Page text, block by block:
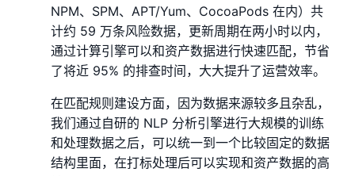
NPM、SPM、APT/Yum、CocoaPods 在内）共
计约 59 万条⻛险数据，更新周期在两小时以内，
通过计算引擎可以和资产数据进行快速匹配，节省
了将近 95% 的排查时间，大大提升了运营效率。
在匹配规则建设方面，因为数据来源较多且杂乱，
我们通过自研的 NLP 分析引擎进行大规模的训练
和处理数据之后，可以统一到一个比较固定的数据
结构里面，在打标处理后可以实现和资产数据的高